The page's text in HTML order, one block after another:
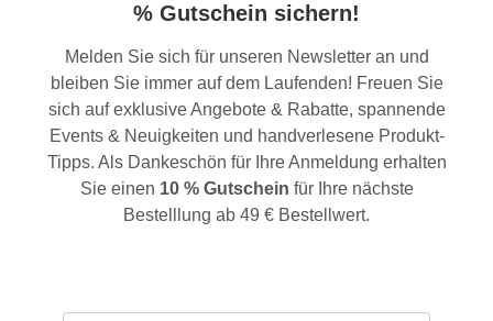
% Gutschein sichern!
Melden Sie sich für unseren Newsletter an und
bleiben Sie immer auf dem Laufenden! Freuen Sie
sich auf exklusive Angebote & Rabatte, spannende
Events & Neuigkeiten und handverlesene Produkt-
Tipps. Als Dankeschön für Ihre Anmeldung erhalten
Sie einen 10 % Gutschein für Ihre nächste
Bestelllung ab 49 € Bestellwert.